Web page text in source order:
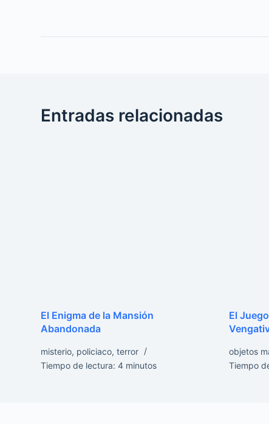
Entradas relacionadas
El Enigma de la Mansión
Abandonada
misterio, policiaco,terror
Tiempo de lectura: 4 minutos
El
objetos
Tiempo